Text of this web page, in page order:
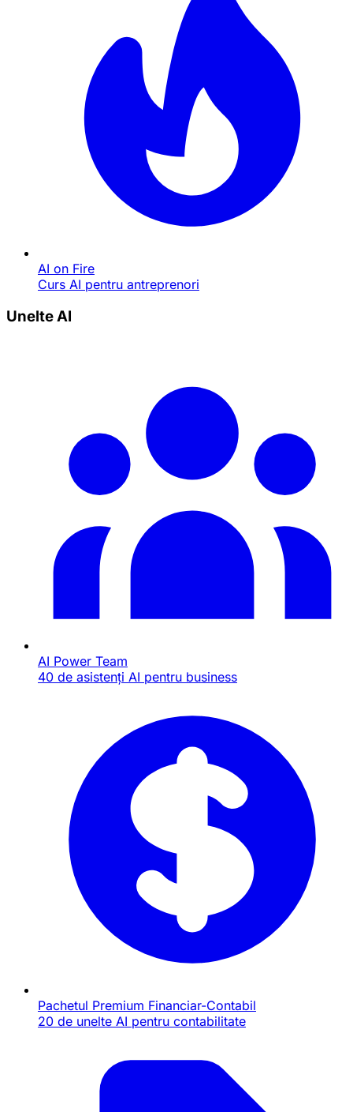
AI on Fire
Curs AI pentru antreprenori
Unelte AI
AI Power Team
40 de asistenți AI pentru business
Pachetul Premium Financiar-Contabil
20 de unelte AI pentru contabilitate